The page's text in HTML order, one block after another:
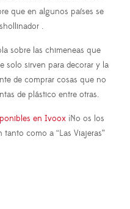
que en algunos países se
.
sobre las chimeneas que
solo sirven para decorar y la
de comprar cosas que no
de plástico entre otras.
en Ivoox ¡No os los
como a “Las Viajeras”